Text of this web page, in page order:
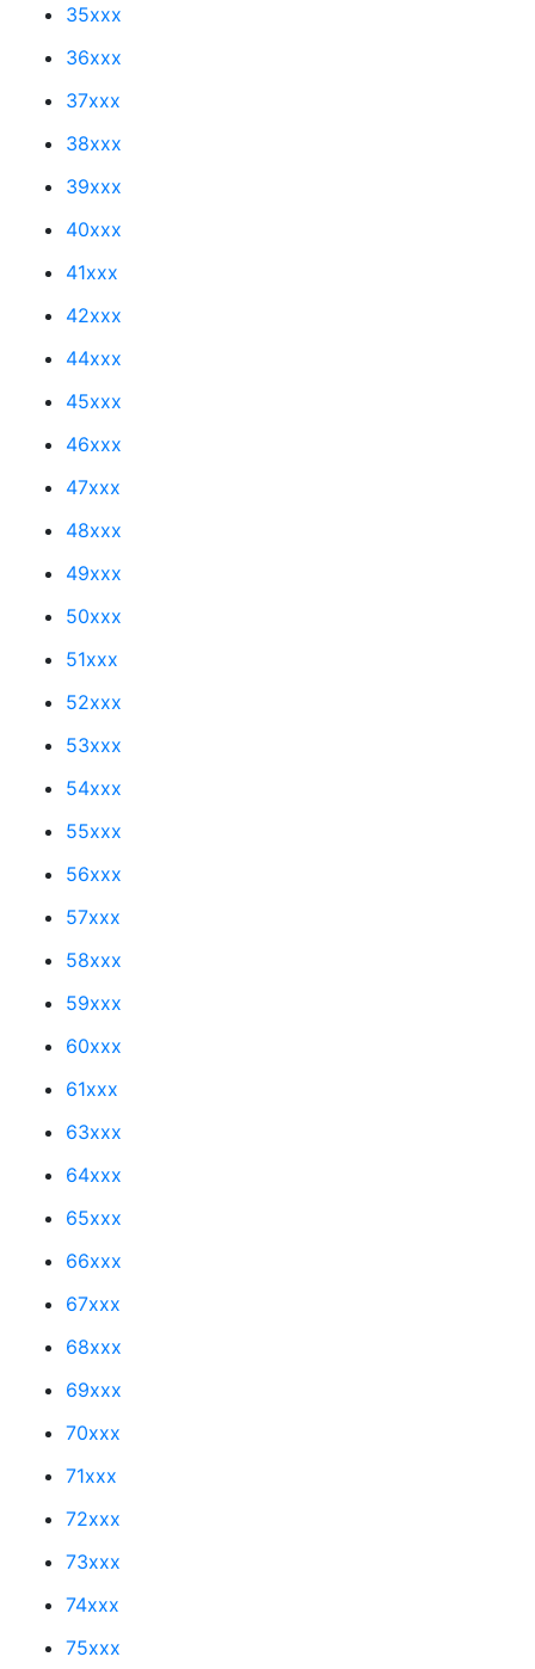
35xxx
36xxx
37xxx
38xxx
39xxx
40xxx
41xxx
42xxx
44xxx
45xxx
46xxx
47xxx
48xxx
49xxx
50xxx
51xxx
52xxx
53xxx
54xxx
55xxx
56xxx
57xxx
58xxx
59xxx
60xxx
61xxx
63xxx
64xxx
65xxx
66xxx
67xxx
68xxx
69xxx
70xxx
71xxx
72xxx
73xxx
74xxx
75xxx